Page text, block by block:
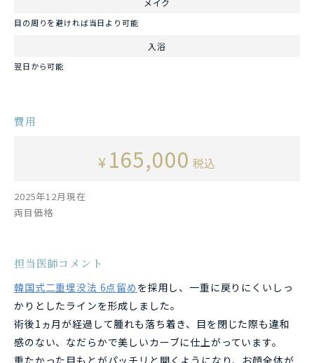
メイク
目の周りを避ければ当日より可能
入浴
翌日から可能
費用
¥ 165,000 税込
2025年12月現在
両目価格
担当医師コメント
韓国式二重埋没法 6点留め を採用し、一重に戻りにくいしっ
かりとしたラインを形成しました。
術後1ヵ月が経過して腫れも落ち着き、目を閉じた際も違和
感のない、なだらかで美しいカーブに仕上がっています。
重たかった目もとがパッチリと開くようになり、お顔全体が